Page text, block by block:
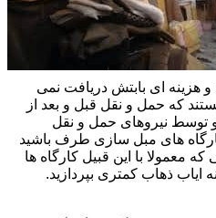
و هزینه ای بابتش دریافت نمی
که حمل و نقل قبل و بعد از
و توسط نیروهای حمل و نقل
های مبل سازی طرف باشید
معمولا با این قبیل کارگاه ها
ایاب ذهاب کمتری بپردازید.